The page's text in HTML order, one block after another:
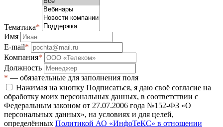
Тематика*
Имя
E-mail*
Компания*
Должность
* — обязательные для заполнения поля
Нажимая на кнопку Подписаться, я даю своё согласие на
обработку моих персональных данных, в соответствии с
Федеральным законом от 27.07.2006 года №152-ФЗ «О
персональных данных», на условиях и для целей,
определённых Политикой АО «ИнфоТеКС» в отношении